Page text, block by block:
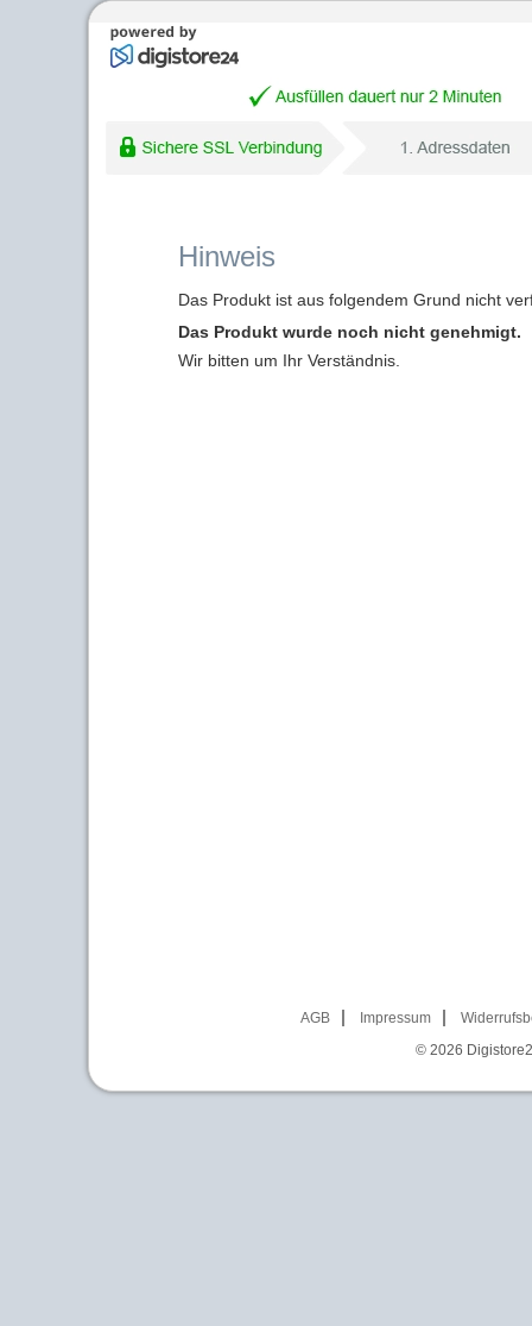
Hinweis
Das Produkt ist aus folgendem Grund nicht
Das Produkt wurde noch nicht genehmigt.
Wir bitten um Ihr Verständnis.
AGB Impressum
© 2026